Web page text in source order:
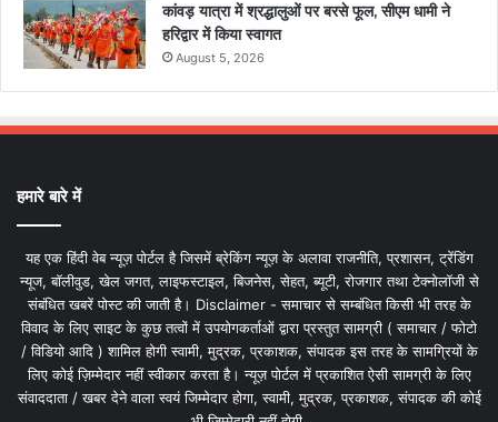
कांवड़ यात्रा में श्रद्धालुओं पर बरसे फूल, सीएम धामी ने
हरिद्वार में किया स्वागत
August 5, 2026
हमारे बारे में
यह एक हिंदी वेब न्यूज़ पोर्टल है जिसमें ब्रेकिंग न्यूज़ के अलावा राजनीति, प्रशासन, ट्रेंडिंग
न्यूज, बॉलीवुड, खेल जगत, लाइफस्टाइल, बिजनेस, सेहत, ब्यूटी, रोजगार तथा टेक्नोलॉजी से
संबंधित खबरें पोस्ट की जाती है। Disclaimer - समाचार से सम्बंधित किसी भी तरह के
विवाद के लिए साइट के कुछ तत्वों में उपयोगकर्ताओं द्वारा प्रस्तुत सामग्री ( समाचार / फोटो
/ विडियो आदि ) शामिल होगी स्वामी, मुद्रक, प्रकाशक, संपादक इस तरह के सामग्रियों के
लिए कोई ज़िम्मेदार नहीं स्वीकार करता है। न्यूज़ पोर्टल में प्रकाशित ऐसी सामग्री के लिए
संवाददाता / खबर देने वाला स्वयं जिम्मेदार होगा, स्वामी, मुद्रक, प्रकाशक, संपादक की कोई